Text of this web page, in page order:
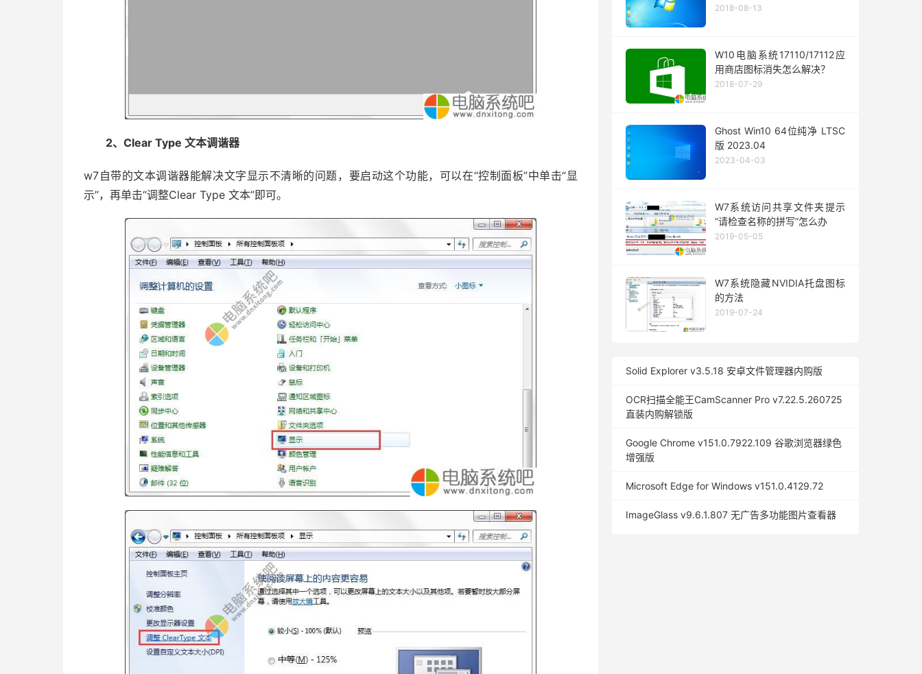
2、Clear Type 文本调谐器
w7自带的文本调谐器能解决文字显示不清晰的问题，要启动这个功能，可以在“控制面板”中单击“显
示”，再单击“调整Clear Type 文本”即可。
2018-08-13
W10电脑系统17110/17112应
用商店图标消失怎么解决？
2018-07-29
Ghost Win10 64位纯净 LTSC
版 2023.04
2023-04-03
W7系统访问共享文件夹提示
“请检查名称的拼写”怎么办
2019-05-05
W7系统隐藏NVIDIA托盘图标
的方法
2019-07-24
Solid Explorer v3.5.18 安卓文件管理器内购版
OCR扫描全能王CamScanner Pro v7.22.5.260725
直装内购解锁版
Google Chrome v151.0.7922.109 谷歌浏览器绿色
增强版
Microsoft Edge for Windows v151.0.4129.72
ImageGlass v9.6.1.807 无广告多功能图片查看器